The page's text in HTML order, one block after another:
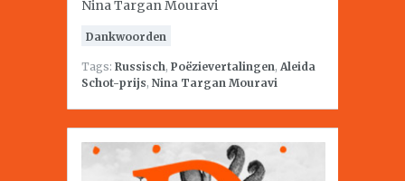
Nina Targan Mouravi
Dankwoorden
Tags: Russisch, Poëzievertalingen, Aleida
Schot-prijs, Nina Targan Mouravi